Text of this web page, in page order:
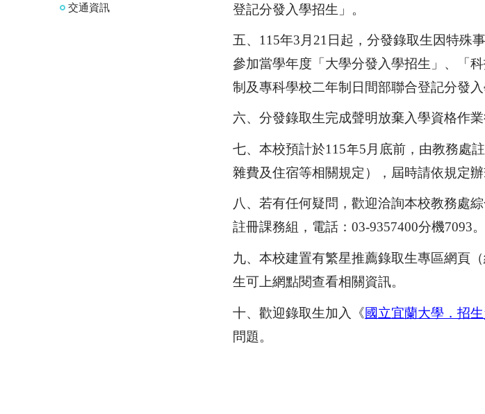
交通資訊
登記分發入學招生」 。
五、 115年3 月 21 日起，分發錄取生因特殊
參加當學年度「大學分發入學招生」、「
制及專科學校二年制日間部聯合登記分發入
六、分發錄取生完成聲明放棄入學資格作
七、 本校預計於115年5 月底前，由教務處
雜費及住宿等相關規定），屆時請依規定
八、若有任何疑問，歡迎洽詢本校教務處
註冊課務組，電話： 03-9357400分機7093。
九、本校建置有繁星推薦錄取生專區網頁（
生可上網點閱查看相關資訊。
十、歡迎錄取生加入《國立宜蘭大學．招
問題。